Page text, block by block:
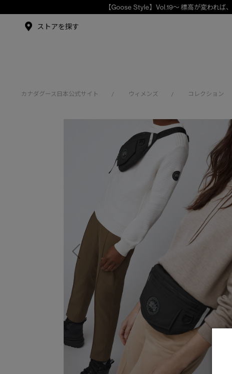
アンバサダー
ストアを探す
カナダグース日本公式サイト / ウィメンズ / コレクション